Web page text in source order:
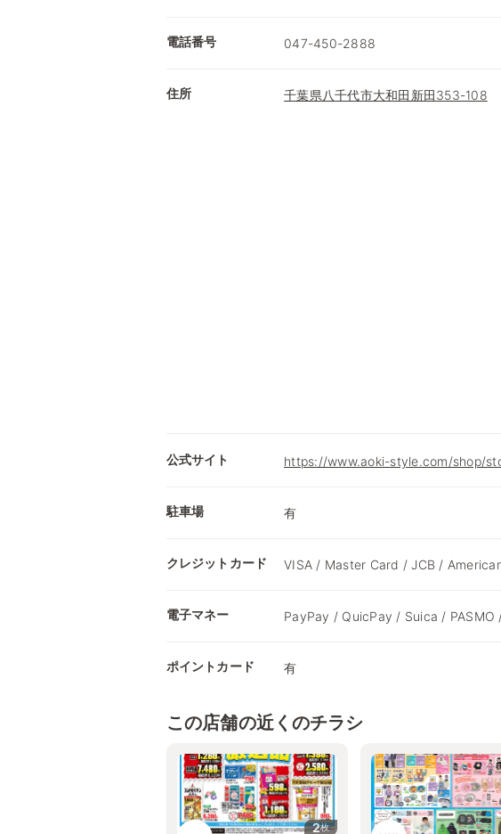
電話番号 047-450-2888
住所 千葉県八千代市大和田新田353-108
公式サイト https://www.aoki-style.com/shop/
駐車場 有
クレジットカード VISA / Master Card / JCB /
電子マネー PayPay / QuicPay / Suica / PASMO
ポイントカード 有
この店舗の近くのチラシ
2枚